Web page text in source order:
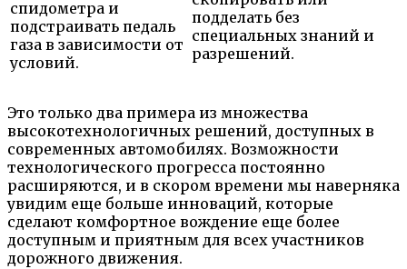
спидометра и
подстраивать педаль
газа в зависимости от
условий.
подделать без
специальных знаний и
разрешений.
Это только два примера из множества
высокотехнологичных решений, доступных в
современных автомобилях. Возможности
технологического прогресса постоянно
расширяются, и в скором времени мы наверняка
увидим еще больше инноваций, которые
сделают комфортное вождение еще более
доступным и приятным для всех участников
дорожного движения.